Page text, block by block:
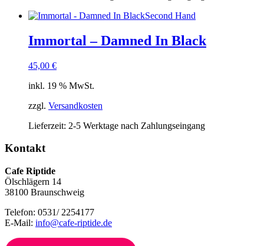
Second Hand
Immortal – Damned In Black
45,00 €
inkl. 19 % MwSt.
zzgl. Versandkosten
Lieferzeit: 2-5 Werktage nach Zahlungseingang
Kontakt
Cafe Riptide
Ölschlägern 14
38100 Braunschweig
Telefon: 0531/ 2254177
E-Mail: info@cafe-riptide.de